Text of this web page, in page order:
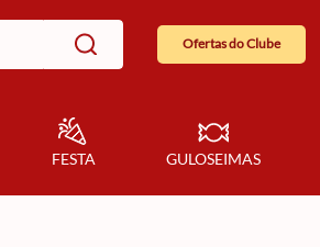
Ofertas do Clube
FESTA GULOSEIMAS